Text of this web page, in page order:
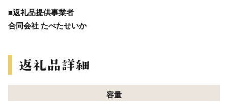
■返礼品提供事業者
合同会社 たべたせいか
容量